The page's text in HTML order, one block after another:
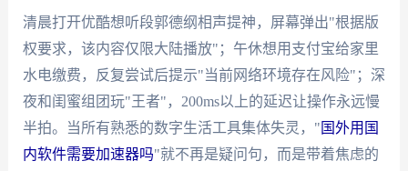
清晨打开优酷想听段郭德纲相声提神，屏幕弹出"根据版
权要求，该内容仅限大陆播放"；午休想用支付宝给家里
水电缴费，反复尝试后提示"当前网络环境存在风险"；深
夜和闺蜜组团玩"王者"，200ms以上的延迟让操作永远慢
半拍。当所有熟悉的数字生活工具集体失灵，" 国外用国
内软件需要加速器吗"就不再是疑问句，而是带着焦虑的